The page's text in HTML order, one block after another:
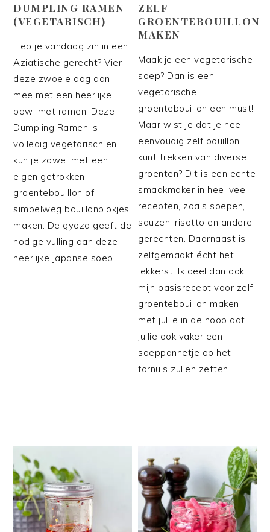
DUMPLING RAMEN
(VEGETARISCH)
Heb je vandaag zin in een
Aziatische gerecht? Vier
deze zwoele dag dan
mee met een heerlijke
bowl met ramen! Deze
Dumpling Ramen is
volledig vegetarisch en
kun je zowel met een
eigen getrokken
groentebouillon of
simpelweg bouillonblokjes
maken. De gyoza geeft de
nodige vulling aan deze
heerlijke Japanse soep.
ZELF
GROENTEBOUILLON
MAKEN
Maak je een vegetarische
soep? Dan is een
vegetarische
groentebouillon een must!
Maar wist je dat je heel
eenvoudig zelf bouillon
kunt trekken van diverse
groenten? Dit is een echte
smaakmaker in heel veel
recepten, zoals soepen,
sauzen, risotto en andere
gerechten. Daarnaast is
zelfgemaakt écht het
lekkerst. Ik deel dan ook
mijn basisrecept voor zelf
groentebouillon maken
met jullie in de hoop dat
jullie ook vaker een
soeppannetje op het
fornuis zullen zetten.